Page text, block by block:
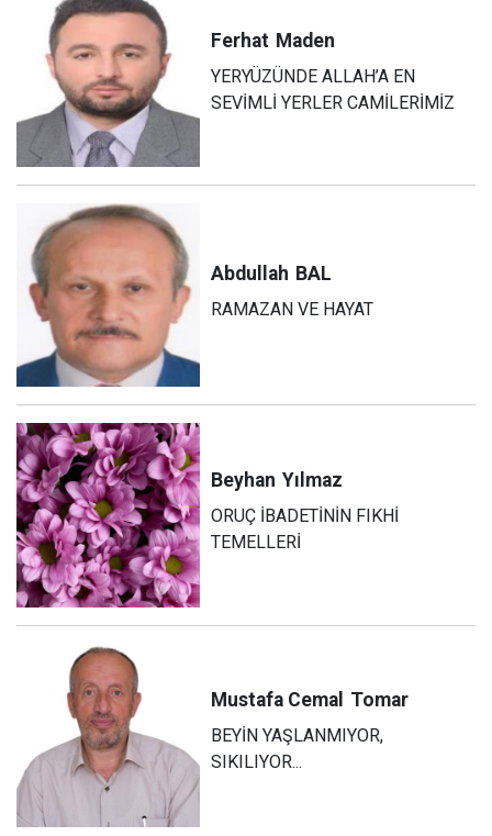
Ferhat Maden
YERYÜZÜNDE ALLAH’A EN
SEVİMLİ YERLER CAMİLERİMİZ
Abdullah BAL
RAMAZAN VE HAYAT
Beyhan Yılmaz
ORUÇ İBADETİNİN FIKHİ
TEMELLERİ
Mustafa Cemal Tomar
BEYİN YAŞLANMIYOR,
SIKILIYOR...